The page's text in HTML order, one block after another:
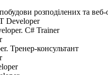
розподілених та веб-
Developer
C# Trainer
Тренер-консультант